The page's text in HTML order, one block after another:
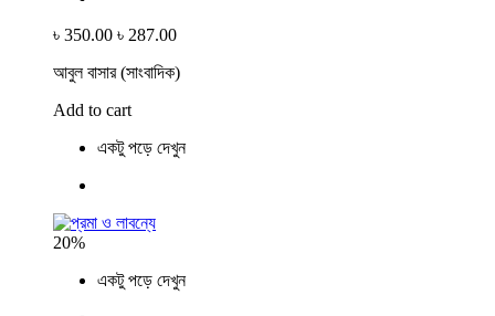
৳ 350.00 ৳ 287.00
আবুল বাসার (সাংবাদিক)
Add to cart
একটু পড়ে দেখুন
20%
একটু পড়ে দেখুন